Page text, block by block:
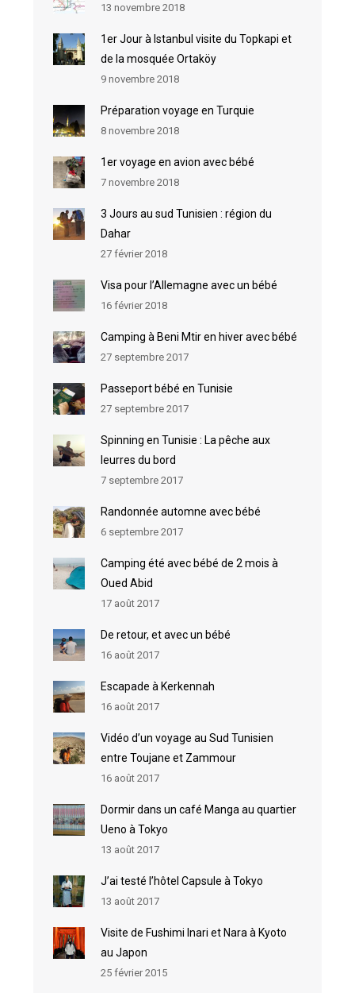
13 novembre 2018
1er Jour à Istanbul visite du Topkapi et
de la mosquée Ortaköy
9 novembre 2018
Préparation voyage en Turquie
8 novembre 2018
1er voyage en avion avec bébé
7 novembre 2018
3 Jours au sud Tunisien : région du
Dahar
27 février 2018
Visa pour l’Allemagne avec un bébé
16 février 2018
Camping à Beni Mtir en hiver avec bébé
27 septembre 2017
Passeport bébé en Tunisie
27 septembre 2017
Spinning en Tunisie : La pêche aux
leurres du bord
7 septembre 2017
Randonnée automne avec bébé
6 septembre 2017
Camping été avec bébé de 2 mois à
Oued Abid
17 août 2017
De retour, et avec un bébé
16 août 2017
Escapade à Kerkennah
16 août 2017
Vidéo d’un voyage au Sud Tunisien
entre Toujane et Zammour
16 août 2017
Dormir dans un café Manga au quartier
Ueno à Tokyo
13 août 2017
J’ai testé l’hôtel Capsule à Tokyo
13 août 2017
Visite de Fushimi Inari et Nara à Kyoto
au Japon
25 février 2015